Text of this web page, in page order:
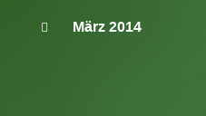
März 2014